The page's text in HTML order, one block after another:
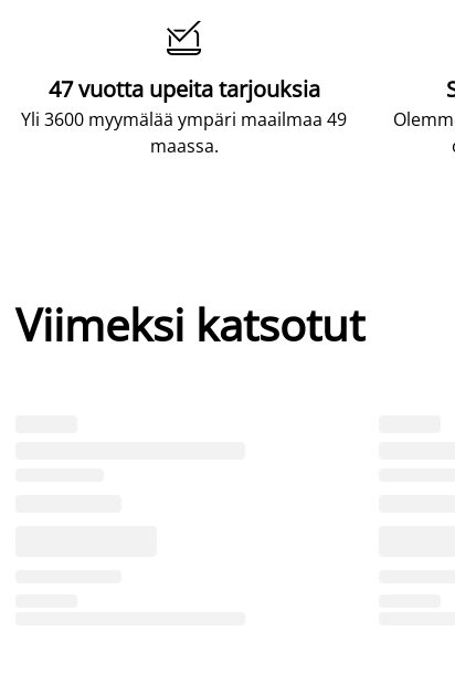

47 vuotta upeita tarjouksia
Yli 3600 myymälää ympäri maailmaa 49
maassa.
Viimeksi katsotut